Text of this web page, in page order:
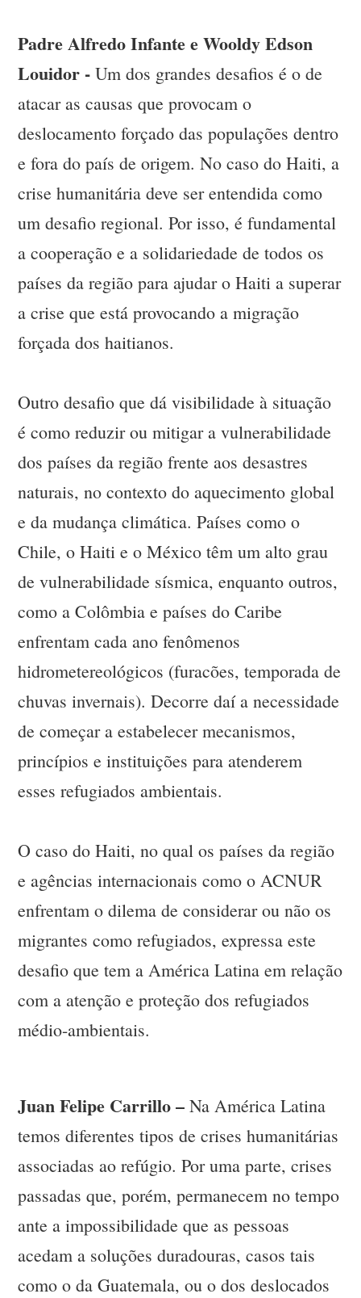
Padre Alfredo Infante e Wooldy Edson
Louidor -Um dos grandes desafios é o de
atacar as causas que provocam o
deslocamento forçado das populações dentro
e fora do país de origem. No caso do Haiti, a
crise humanitária deve ser entendida como
um desafio regional. Por isso, é fundamental
a cooperação e a solidariedade de todos os
países da região para ajudar o Haiti a superar
a crise que está provocando a migração
forçada dos haitianos.
Outro desafio que dá visibilidade à situação
é como reduzir ou mitigar a vulnerabilidade
dos países da região frente aos desastres
naturais, no contexto do aquecimento global
e da mudança climática. Países como o
Chile, o Haiti e o México têm um alto grau
de vulnerabilidade sísmica, enquanto outros,
como a Colômbia e países do Caribe
enfrentam cada ano fenômenos
hidrometereológicos (furacões, temporada de
chuvas invernais). Decorre daí a necessidade
de começar a estabelecer mecanismos,
princípios e instituições para atenderem
esses refugiados ambientais.
O caso do Haiti, no qual os países da região
e agências internacionais como o ACNUR
enfrentam o dilema de considerar ou não os
migrantes como refugiados, expressa este
desafio que tem a América Latina em relação
com a atenção e proteção dos refugiados
médio-ambientais.
Juan Felipe Carrillo – Na América Latina
temos diferentes tipos de crises humanitárias
associadas ao refúgio. Por uma parte, crises
passadas que, porém, permanecem no tempo
ante a impossibilidade que as pessoas
acedam a soluções duradouras, casos tais
como o da Guatemala, ou o dos deslocados